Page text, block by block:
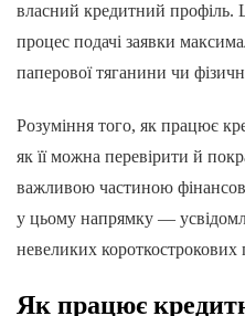
власний кредитний профіль.
процес подачі заявки
паперової тяганини чи
Розуміння того, як працює
як її можна перевірити й
важливою частиною
у цьому напрямку —
невеликих короткострокових
Як працює